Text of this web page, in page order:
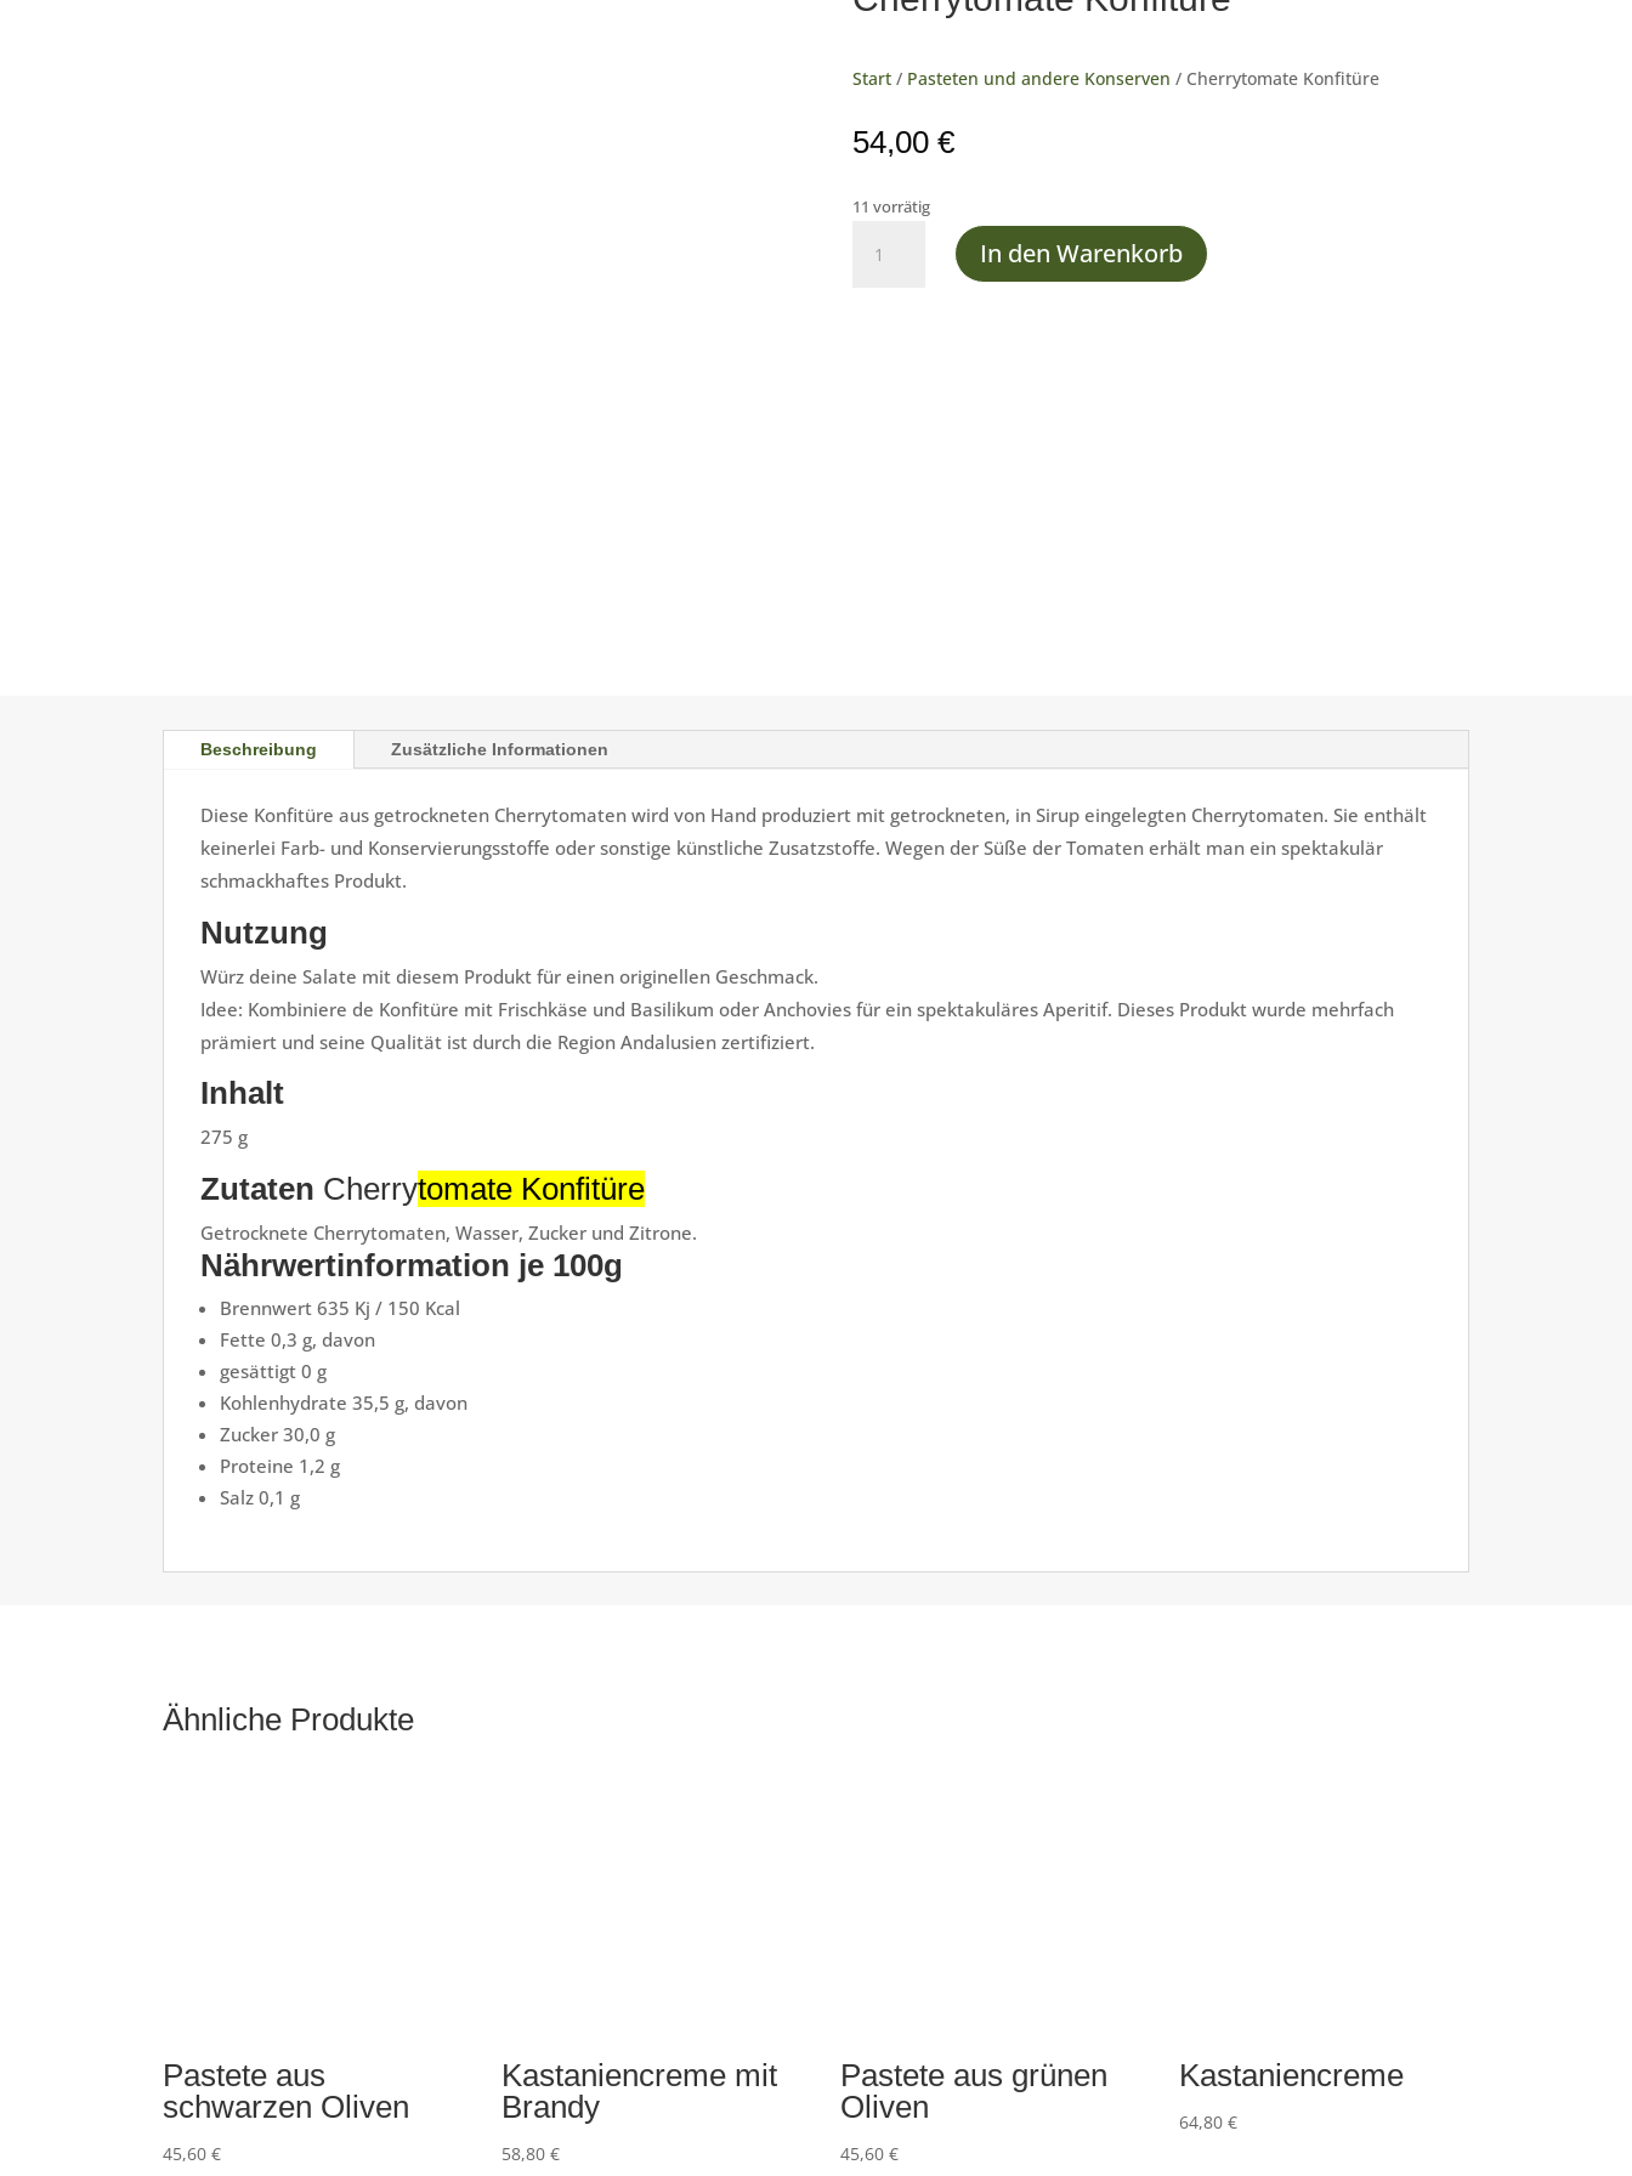
Start/ Pasteten und andere Konserven / Cherrytomate Konfitüre
54,00 €
11 vorrätig
Cherrytomate
Konfitüre
In den Warenkorb
Beschreibung Zusätzliche Informationen
Diese Konfitüre aus getrockneten Cherrytomaten wird von Hand produziert mit getrockneten, in Sirup eingelegten Cherrytomaten. Sie enthält
keinerlei Farb- und Konservierungsstoffe oder sonstige künstliche Zusatzstoffe. Wegen der Süße der Tomaten erhält man ein spektakulär
schmackhaftes Produkt.
Nutzung
Würz deine Salate mit diesem Produkt für einen originellen Geschmack.
Idee: Kombiniere de Konfitüre mit Frischkäse und Basilikum oder Anchovies für ein spektakuläres Aperitif. Dieses Produkt wurde mehrfach
prämiert und seine Qualität ist durch die Region Andalusien zertifiziert.
Inhalt
275 g
Zutaten Cherrytomate Konfitüre
Getrocknete Cherrytomaten, Wasser, Zucker und Zitrone.
Nährwertinformation je 100g
Brennwert 635 Kj / 150 Kcal
Fette 0,3 g, davon
gesättigt 0 g
Kohlenhydrate 35,5 g, davon
Zucker 30,0 g
Proteine 1,2 g
Salz 0,1 g
Ähnliche Produkte
Pastete aus
schwarzen Oliven
45,60€
Kastaniencreme mit
Brandy
58,80€
Pastete aus grünen
Oliven
45,60€
Kastaniencreme
64,80€